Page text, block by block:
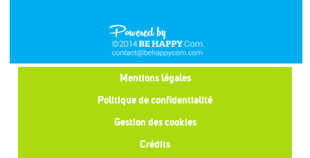
Mentions légales
Politique de confidentialité
Gestion des cookies
Crédits